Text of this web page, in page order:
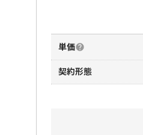
単価
契約形態